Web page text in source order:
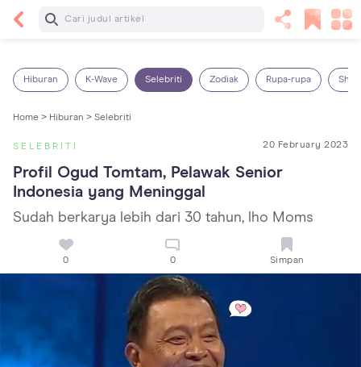
Baca Selanjutnya
Hiburan K-Wave Selebriti Zodiak Rupa-rupa
Home > Hiburan > Selebriti
SELEBRITI 20 February 2023
Profil Ogud Tomtam, Pelawak Senior
Indonesia yang Meninggal
Sudah berkarya lebih dari 30 tahun, lho Moms
0 0 Simpan